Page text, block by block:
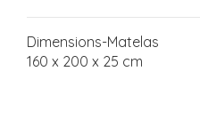
Dimensions-Matelas
160 x 200 x 25 cm